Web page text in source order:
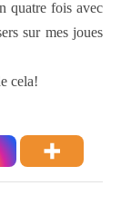
quatre fois avec
sur mes joues
cela!